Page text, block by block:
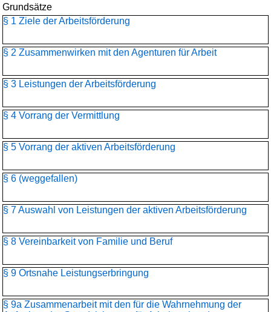
Grundsätze
§ 1 Ziele der Arbeitsförderung
§ 2 Zusammenwirken mit den Agenturen für Arbeit
§ 3 Leistungen der Arbeitsförderung
§ 4 Vorrang der Vermittlung
§ 5 Vorrang der aktiven Arbeitsförderung
§ 6 (weggefallen)
§ 7 Auswahl von Leistungen der aktiven Arbeitsförderung
§ 8 Vereinbarkeit von Familie und Beruf
§ 9 Ortsnahe Leistungserbringung
§ 9a Zusammenarbeit mit den für die Wahrnehmung der